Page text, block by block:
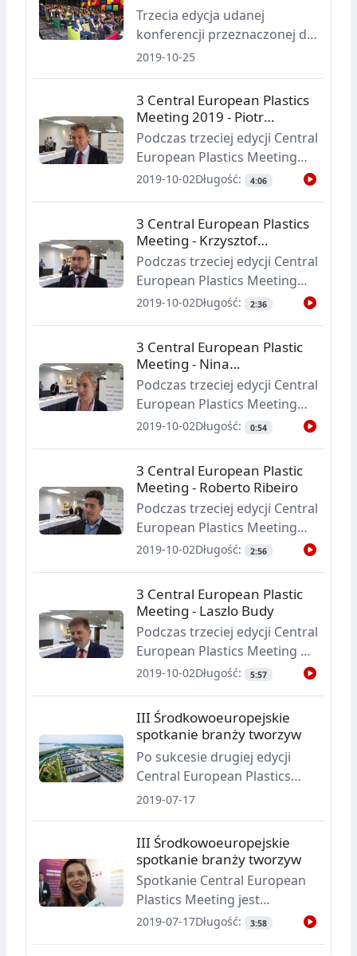
miesięcy.
spotkania branży tworzyw
Trzecia edycja udanej
konferencji przeznaczonej dla
branży tworzyw sztucznych z
odbyła się w nowoczesnym
kompleksie hotelowo-
sportowym X-Bionic Sphere w
położonym przy granicy z
Węgrami słowackim
Šamorínie.
2019-10-25
3 Central European Plastics
Meeting 2019 - Piotr
Kwiecień
Podczas trzeciej edycji Central
European Plastics Meeting
rozmawialiśmy z
branżą tworzyw sztucznych.
Tym razem naszym
rozmówcą jest Piotr Kwiecień
z SABIC Poland.
2019-10-02Długość: 4:06
3 Central European Plastics
Meeting - Krzysztof
Nowosielski
Podczas trzeciej edycji Central
European Plastics Meeting
rozmawialiśmy z
wyzwaniach stojących przed
branżą tworzyw sztucznych.
O komentarz dotyczący
spotkania poprosiliśmy pana
Krzysztofa Nowosielskiego z
firmy ML Polyolefins.
2019-10-02Długość: 2:36
3 Central European Plastic
Meeting - Nina
Matuskovicova
Podczas trzeciej edycji Central
European Plastics Meeting
rozmawialiśmy z
Tym razem naszym
rozmówcą jest Nina
Matuskovicova z firmy NCT
Holland.
2019-10-02Długość: 0:54
3 Central European Plastic
Meeting - Roberto Ribeiro
Podczas trzeciej edycji Central
European Plastics Meeting
rozmawialiśmy z
branżą tworzyw sztucznych.
Tym razem naszym
rozmówcą jest Roberto
Ribeiro z Asterisk Partners.
2019-10-02Długość: 2:56
3 Central European Plastic
Meeting - Laszlo Budy
Podczas trzeciej edycji Central
European Plastics Meeting o
wyzwaniach stojących przed
rozmawialiśmy z Laszlo Budy,
organizatorem tej
konferencji.
2019-10-02Długość: 5:57
III Środkowoeuropejskie
spotkanie branży tworzyw
Po sukcesie drugiej edycji
Central European Plastics
Meeting, wydarzenie na stałe
środkowoeuropejskiej branży
tworzyw sztucznych.
2019-07-17
III Środkowoeuropejskie
spotkanie branży tworzyw
Spotkanie Central European
Plastics Meeting jest
corocznym forum, na którym
2019-07-17Długość: 3:58